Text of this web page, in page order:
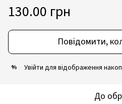
130.00 грн
Повідомити,
% Увійти для відображення
До